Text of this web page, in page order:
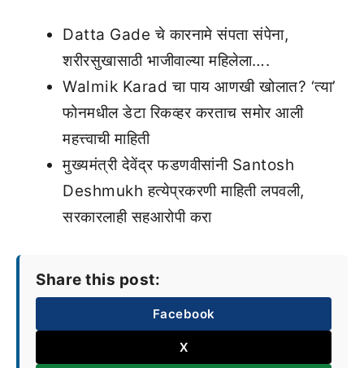
Datta Gade चे कारनामे संपता संपेना,
शरीरसुखासाठी भाजीवाल्या महिलेला….
Walmik Karad चा पाय आणखी खोलात? ‘त्या’
फोनमधील डेटा रिकव्हर करताच समोर आली
महत्त्वाची माहिती
मुख्यमंत्री देवेंद्र फडणवीसांनी Santosh
Deshmukh हत्येप्रकरणी माहिती लपवली,
सरकारलाही सहआरोपी करा
Share this post:
Facebook
X